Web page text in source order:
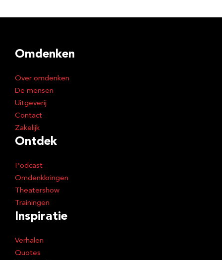
Omdenken
Over omdenken
De mensen
Uitgeverij
Contact
Zakelijk
Ontdek
Podcast
Omdenkkringen
Theatershow
Trainingen
Inspiratie
Verhalen
Quotes